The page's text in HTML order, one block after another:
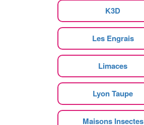
K3D
Les Engrais
Limaces
Lyon Taupe
Maisons Insectes